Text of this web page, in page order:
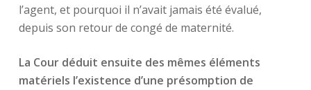
l’agent, et pourquoi il n’avait jamais été évalué,
depuis son retour de congé de maternité.
La Cour déduit ensuite des mêmes éléments
matériels l’existence d’une présomption de